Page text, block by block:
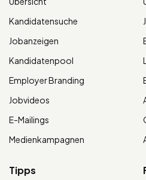
Kandidatensuche
Jobanzeigen
Kandidatenpool
Employer Branding
Jobvideos
E-Mailings
Medienkampagnen
Tipps